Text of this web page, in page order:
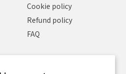
Cookie policy
Refund policy
FAQ